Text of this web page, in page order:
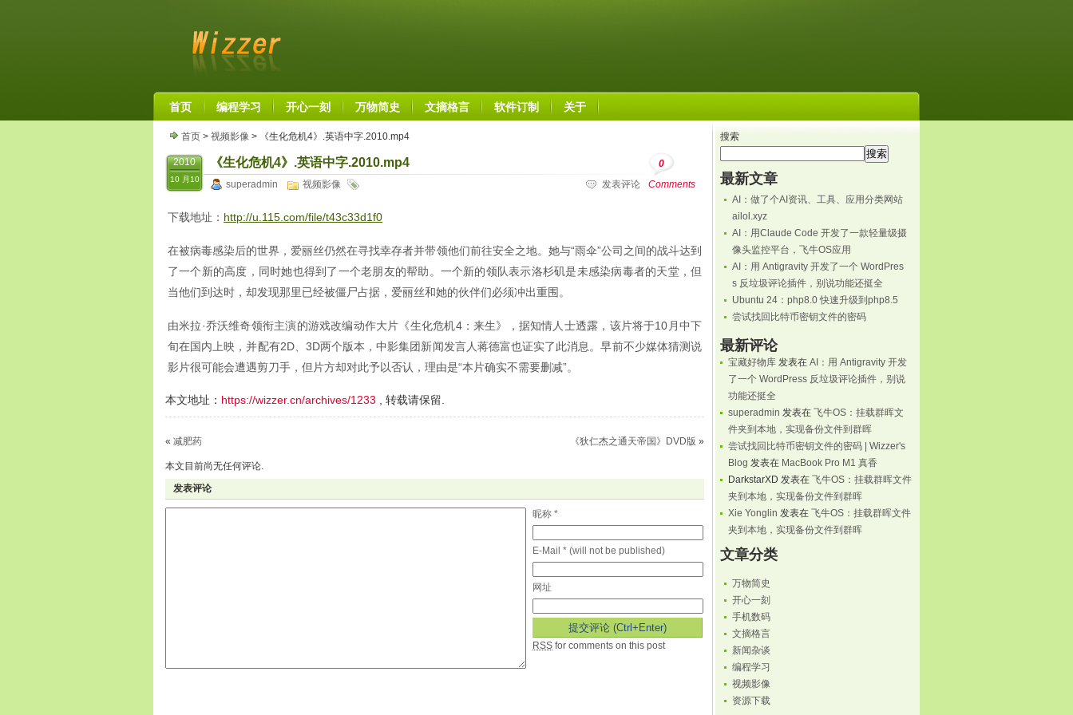
首页 编程学习 开心一刻 万物简史 文摘格言 软件订制 关于
首页 > 视频影像 > 《生化危机4》.英语中字.2010.mp4
2010
10 月10
《生化危机4》.英语中字.2010.mp4
superadmin 视频影像
0
Comments
发表评论
下载地址： http://u.115.com/file/t43c33d1f0
在被病毒感染后的世界，爱丽丝仍然在寻找幸存者并带领他们前往安全之地。她与“雨伞”公司之间的战斗达到
了一个新的高度，同时她也得到了一个老朋友的帮助。一个新的领队表示洛杉矶是未感染病毒者的天堂，但
当他们到达时，却发现那里已经被僵尸占据，爱丽丝和她的伙伴们必须冲出重围。
由米拉·乔沃维奇领衔主演的游戏改编动作大片《生化危机4：来生》，据知情人士透露，该片将于10月中下
旬在国内上映，并配有2D、3D两个版本，中影集团新闻发言人蒋德富也证实了此消息。早前不少媒体猜测说
影片很可能会遭遇剪刀手，但片方却对此予以否认，理由是“本片确实不需要删减”。
本文地址： https://wizzer.cn/archives/1233 , 转载请保留.
« 减肥药 《狄仁杰之通天帝国》DVD版 »
本文目前尚无任何评论.
发表评论
昵称 *
E-Mail * (will not be published)
网址
RSS for comments on this post
搜索
搜索
最新文章
AI：做了个AI资讯、工具、应用分类网站
ailol.xyz
AI：用Claude Code 开发了一款轻量级摄
像头监控平台，飞牛OS应用
AI：用 Antigravity 开发了一个 WordPres
s 反垃圾评论插件，别说功能还挺全
Ubuntu 24：php8.0 快速升级到php8.5
尝试找回比特币密钥文件的密码
最新评论
宝藏好物库 发表在 AI：用 Antigravity 开发
了一个 WordPress 反垃圾评论插件，别说
功能还挺全
superadmin 发表在 飞牛OS：挂载群晖文
件夹到本地，实现备份文件到群晖
尝试找回比特币密钥文件的密码 | Wizzer's
Blog 发表在 MacBook Pro M1 真香
DarkstarXD 发表在 飞牛OS：挂载群晖文件
夹到本地，实现备份文件到群晖
Xie Yonglin 发表在 飞牛OS：挂载群晖文件
夹到本地，实现备份文件到群晖
文章分类
万物简史
开心一刻
手机数码
文摘格言
新闻杂谈
编程学习
视频影像
资源下载